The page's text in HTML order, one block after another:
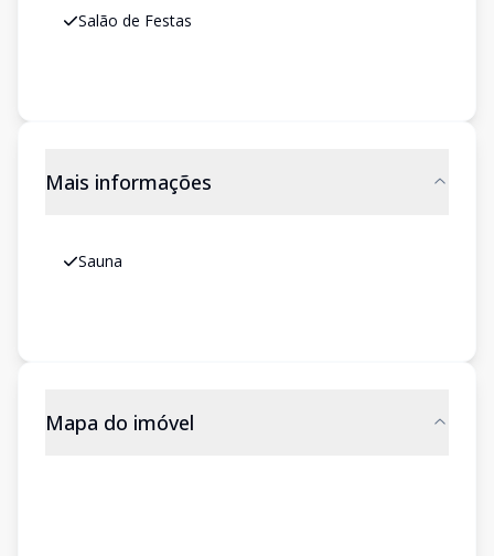
Salão de Festas
Mais informações
Sauna
Mapa do imóvel